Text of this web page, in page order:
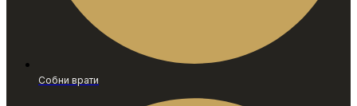
Собни врати